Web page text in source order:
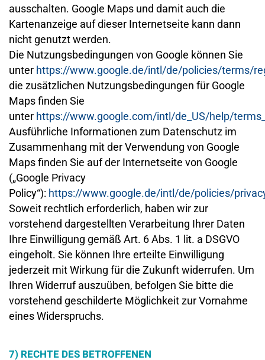
ausschalten. Google Maps und damit auch die
Kartenanzeige auf dieser Internetseite kann dann
nicht genutzt werden.
Die Nutzungsbedingungen von Google können Sie
unter https://www.google.de/intl/de/policies/terms/
die zusätzlichen Nutzungsbedingungen für Google
Maps finden Sie
unter https://www.google.com/intl/de_US/help/
Ausführliche Informationen zum Datenschutz im
Zusammenhang mit der Verwendung von Google
Maps finden Sie auf der Internetseite von Google
(„Google Privacy
Policy“): https://www.google.de/intl/de/policies/
Soweit rechtlich erforderlich, haben wir zur
vorstehend dargestellten Verarbeitung Ihrer Daten
Ihre Einwilligung gemäß Art. 6 Abs. 1 lit. a DSGVO
eingeholt. Sie können Ihre erteilte Einwilligung
jederzeit mit Wirkung für die Zukunft widerrufen. Um
Ihren Widerruf auszuüben, befolgen Sie bitte die
vorstehend geschilderte Möglichkeit zur Vornahme
eines Widerspruchs.
7) RECHTE DES BETROFFENEN